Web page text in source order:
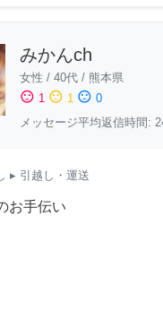
みかんch
女性 / 40代 / 熊本県
sentiment_satisfied 1 sentiment_neutral 1 sentiment_dissatisfied 0
メッセージ平均返信時間:
▸ 引越し・運送
お手伝い